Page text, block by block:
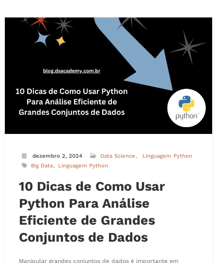
dezembro 2, 2024 Data Science
Linguagem Python
Big Data
Linguagem Python
10 Dicas de Como Usar
Python Para Análise
Eficiente de Grandes
Conjuntos de Dados
Manipular grandes conjuntos de dados é importante em